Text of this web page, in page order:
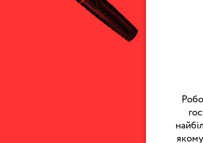
Оплата та доставка